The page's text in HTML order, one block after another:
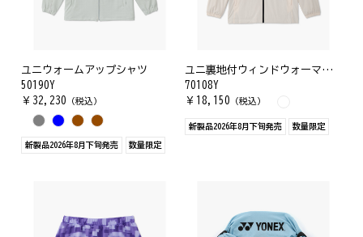
ユニウォームアップシャツ
50190Y
￥ 32,230 （税込）
新製品2026年8月下旬発売 数量限定
ユニ裏地付ウィンドウォーマーシャツ
70108Y
￥ 18,150 （税込）
新製品2026年8月下旬発売 数量限定